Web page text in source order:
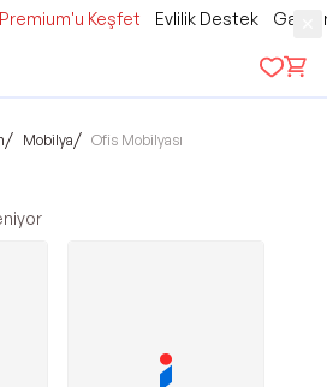
Premium'u Keşfet Evlilik Destek
/ Mobilya/ Ofis Mobilyası